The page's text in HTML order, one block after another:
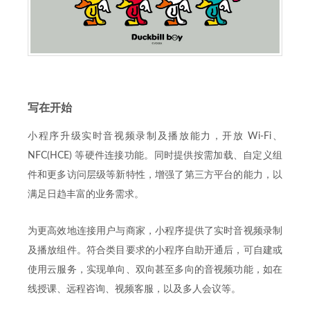
写在开始
小程序升级实时音视频录制及播放能力，开放 Wi-Fi、
NFC(HCE) 等硬件连接功能。同时提供按需加载、自定义组
件和更多访问层级等新特性，增强了第三方平台的能力，以
满足日趋丰富的业务需求。
为更高效地连接用户与商家，小程序提供了实时音视频录制
及播放组件。符合类目要求的小程序自助开通后，可自建或
使用云服务，实现单向、双向甚至多向的音视频功能，如在
线授课、远程咨询、视频客服，以及多人会议等。